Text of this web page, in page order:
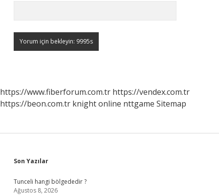
https://www.fiberforum.com.tr https://vendex.com.tr
https://beon.com.tr knight online nttgame Sitemap
Sidebar
Son Yazılar
Tunceli hangi bölgededir ?
Ağustos 8, 2026